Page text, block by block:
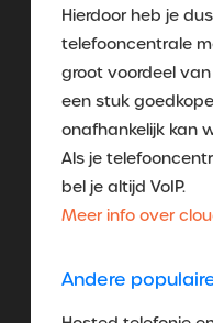
Hierdoor heb je
telefooncentrale
groot voordeel
een stuk
onafhankelijk kan
Als je
bel je altijd VoIP.
Meer info over
Andere